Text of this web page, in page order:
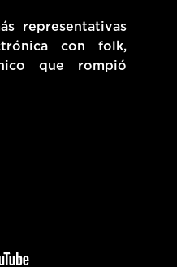
representativas
con folk,
que rompió